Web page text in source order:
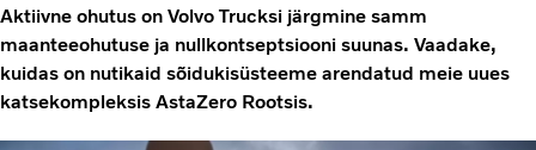
Aktiivne ohutus on Volvo Trucksi järgmine samm
maanteeohutuse ja nullkontseptsiooni suunas. Vaadake,
kuidas on nutikaid sõidukisüsteeme arendatud meie uues
katsekompleksis AstaZero Rootsis.